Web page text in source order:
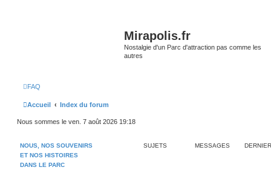
Mirapolis.fr
Nostalgie d'un Parc d'attraction pas comme les
autres
FAQ
Accueil Index du forum
Nous sommes le ven. 7 août 2026 19:18
NOUS, NOS SOUVENIRS
ET NOS HISTOIRES
DANS LE PARC
SUJETS MESSAGES